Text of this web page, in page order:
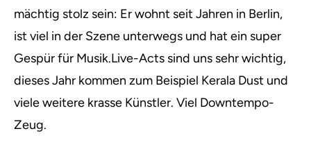
mächtig stolz sein: Er wohnt seit Jahren in Berlin,
ist viel in der Szene unterwegs und hat ein super
Gespür für Musik.Live-Acts sind uns sehr wichtig,
dieses Jahr kommen zum Beispiel Kerala Dust und
viele weitere krasse Künstler. Viel Downtempo-
Zeug.